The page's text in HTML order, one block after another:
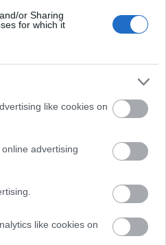
or Sharing
for which it
like cookies on
advertising
like cookies on